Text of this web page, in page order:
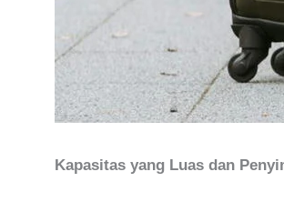
Kapasitas yang Luas dan